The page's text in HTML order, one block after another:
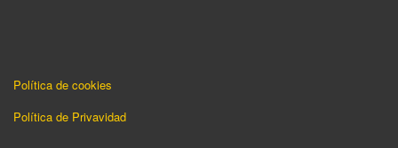
Política de cookies
Política de Privavidad